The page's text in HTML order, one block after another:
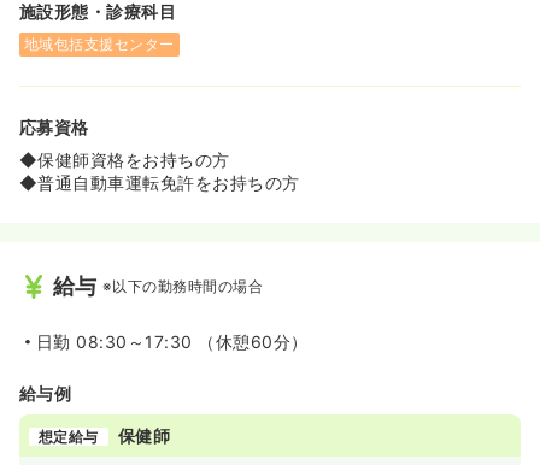
施設形態・診療科目
地域包括支援センター
応募資格
◆保健師資格をお持ちの方
◆普通自動車運転免許をお持ちの方
給与 ※以下の勤務時間の場合
日勤 08:30～17:30 （休憩60分）
給与例
想定給与 保健師